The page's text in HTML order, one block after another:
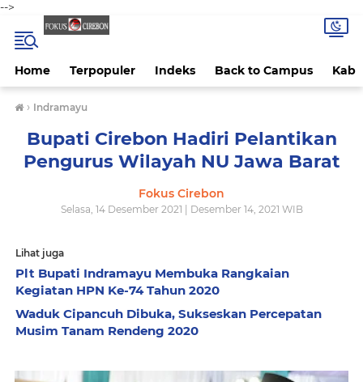
-->
Home Terpopuler Indeks Back to Campus Kab
› Indramayu
Bupati Cirebon Hadiri Pelantikan
Pengurus Wilayah NU Jawa Barat
Fokus Cirebon
Selasa, 14 Desember 2021 | Desember 14, 2021 WIB
Lihat juga
Plt Bupati Indramayu Membuka Rangkaian
Kegiatan HPN Ke-74 Tahun 2020
Waduk Cipancuh Dibuka, Sukseskan Percepatan
Musim Tanam Rendeng 2020